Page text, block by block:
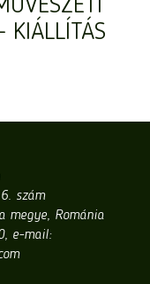
KIÁLLÍTÁS
szám
megye, Románia
e-mail: